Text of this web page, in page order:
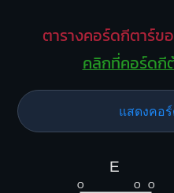
ตารางคอร์ดกีตาร์ข
คลิกที่คอร์ดกี
แสดงคอ
E
O O O